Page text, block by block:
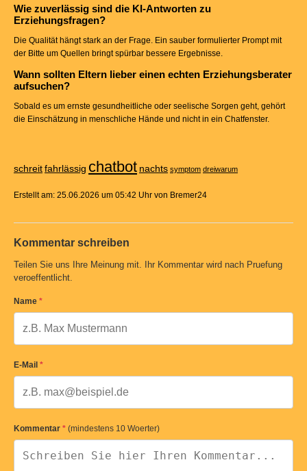
Wie zuverlässig sind die KI-Antworten zu
Erziehungsfragen?
Die Qualität hängt stark an der Frage. Ein sauber formulierter Prompt mit
der Bitte um Quellen bringt spürbar bessere Ergebnisse.
Wann sollten Eltern lieber einen echten Erziehungsberater
aufsuchen?
Sobald es um ernste gesundheitliche oder seelische Sorgen geht, gehört
die Einschätzung in menschliche Hände und nicht in ein Chatfenster.
schreitfahrlässig chatbot nachts symptom dreiwarum
Erstellt am: 25.06.2026 um 05:42 Uhr von Bremer24
Kommentar schreiben
Teilen Sie uns Ihre Meinung mit. Ihr Kommentar wird nach Pruefung
veroeffentlicht.
Name *
E-Mail *
Kommentar * (mindestens 10 Woerter)